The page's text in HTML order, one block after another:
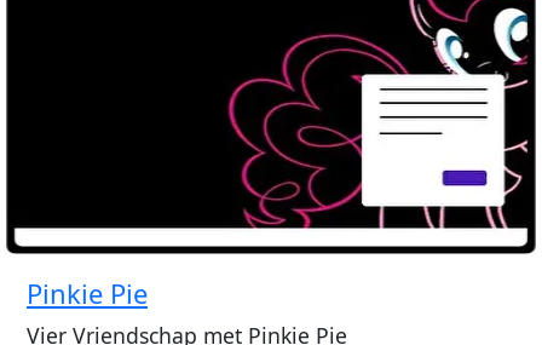
Pinkie Pie
Vier Vriendschap met Pinkie Pie